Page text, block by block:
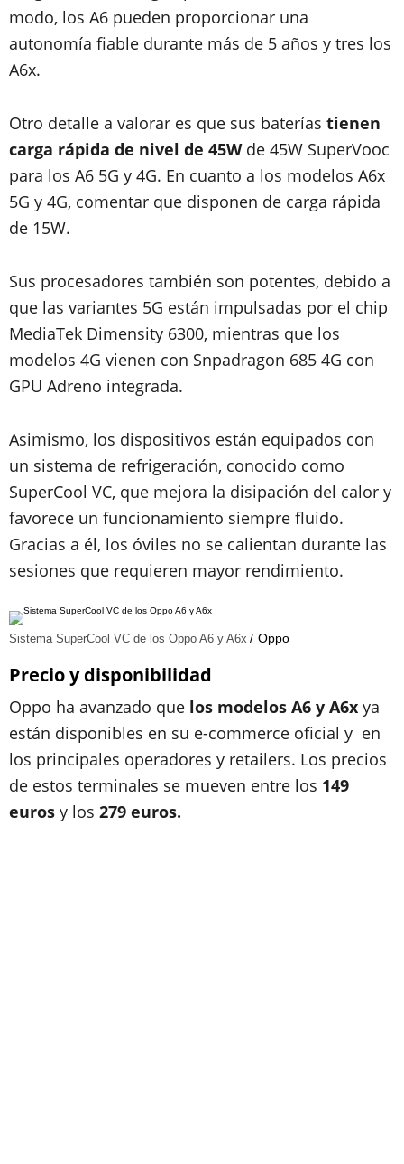
modo, los A6 pueden proporcionar una
autonomía fiable durante más de 5 años y tres los
A6x.
Otro detalle a valorar es que sus baterías tienen
carga rápida de nivel de 45Wde 45W SuperVooc
para los A6 5G y 4G. En cuanto a los modelos A6x
5G y 4G, comentar que disponen de carga rápida
de 15W.
Sus procesadores también son potentes, debido a
que las variantes 5G están impulsadas por el chip
MediaTek Dimensity 6300, mientras que los
modelos 4G vienen con Snpadragon 685 4G con
GPU Adreno integrada.
Asimismo, los dispositivos están equipados con
un sistema de refrigeración, conocido como
SuperCool VC, que mejora la disipación del calor y
favorece un funcionamiento siempre fluido.
Gracias a él, los óviles no se calientan durante las
sesiones que requieren mayor rendimiento.
Sistema SuperCool VC de los Oppo A6 y A6x Oppo
Precio y disponibilidad
Oppo ha avanzado que los modelos A6 y A6x ya
están disponibles en su e-commerce oficial y en
los principales operadores y retailers. Los precios
de estos terminales se mueven entre los 149
euros y los 279 euros.